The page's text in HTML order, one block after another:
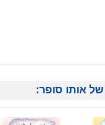
אותו סופר: